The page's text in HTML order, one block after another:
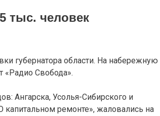
тыс. человек
губернатора области. На набережную
«Радио Свобода».
Ангарска, Усолья-Сибирского и
капитальном ремонте», жаловались на